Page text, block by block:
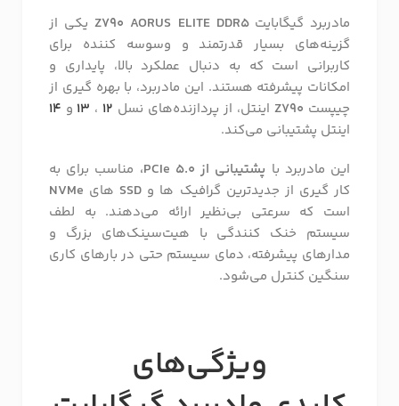
مادربرد گیگابایت Z790 AORUS ELITE DDR5
یکی از
گزینه‌های بسیار قدرتمند و وسوسه کننده برای
کاربرانی است که به دنبال عملکرد بالا، پایداری و
امکانات پیشرفته هستند. این مادربرد، با بهره گیری از
چیپست Z790 اینتل، از پردازنده‌های نسل 12 ، 13 و 14
اینتل پشتیبانی می‌کند.
این مادربرد با پشتیبانی ازPCIe 5.0،
مناسب برای به
کار گیری از جدیدترین گرافیک ها و SSDهای NVMe
است که سرعتی بی‌نظیر ارائه می‌دهند. به لطف
سیستم خنک کنندگی با هیت‌سینک‌های بزرگ و
مدارهای پیشرفته، دمای سیستم حتی در بارهای کاری
سنگین کنترل می‌شود.
ویژگی‌های